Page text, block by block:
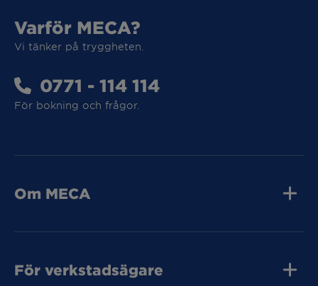
Vi tar hand om din elbil
Varför MECA?
Vi tänker på tryggheten.
0771 - 114 114
För bokning och frågor.
Om MECA
För verkstadsägare